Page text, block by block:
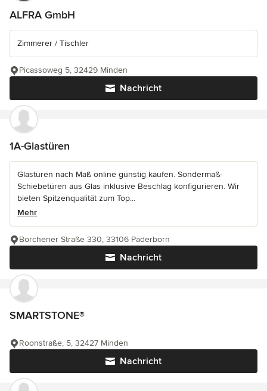
ALFRA GmbH
Zimmerer / Tischler
Nachricht
Picassoweg 5, 32429 Minden
1A-Glastüren
Glastüren nach Maß online günstig kaufen. Sondermaß-
Schiebetüren aus Glas inklusive Beschlag konfigurieren. Wir
bieten Spitzenqualität zum Top...
Mehr
Nachricht
Borchener Straße 330, 33106 Paderborn
SMARTSTONE®
Nachricht
Roonstraße, 5, 32427 Minden